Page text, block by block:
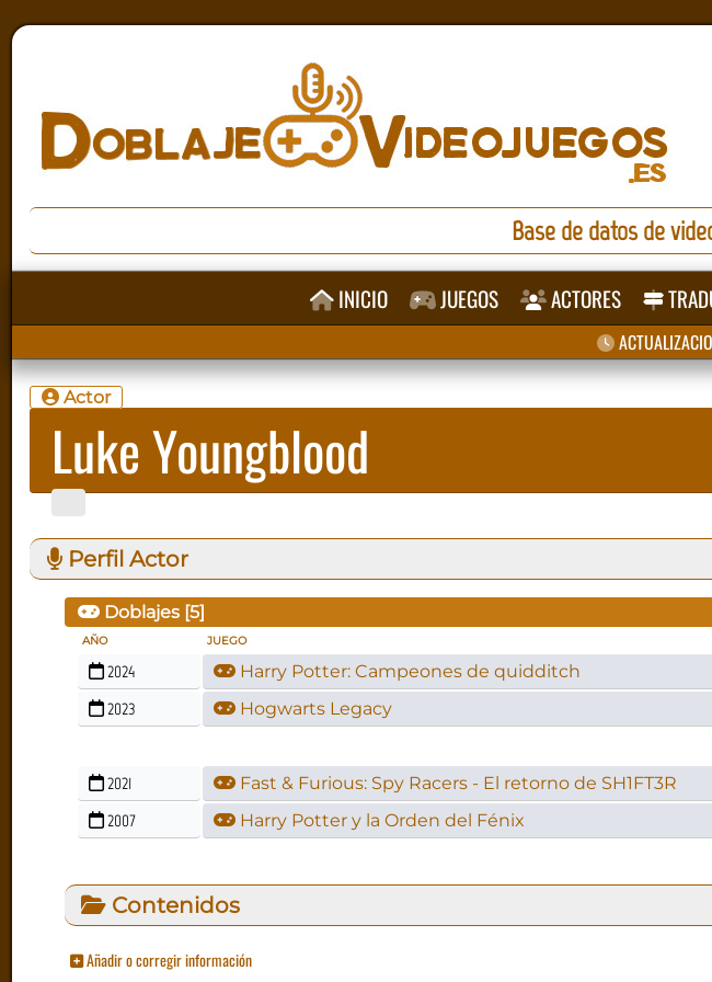
Base de datos de
INICIO JUEGOS ACTORES
Actor
Luke Youngblood
Perfil Actor
Doblajes [5]
AÑO JUEGO
2024 Harry Potter: Campeones de quidditch
2023 Hogwarts Legacy
2021 Fast & Furious: Spy Racers - El retorno de SH1FT3R
2007 Harry Potter y la Orden del Fénix
Contenidos
Añadir o corregir información